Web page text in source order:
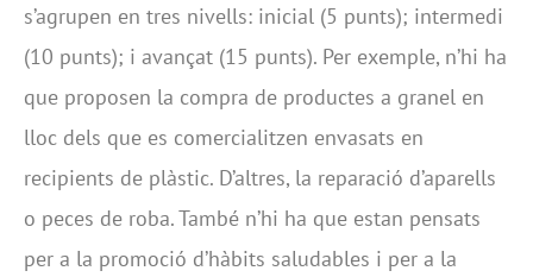
s’agrupen en tres nivells: inicial (5 punts); intermedi
(10 punts); i avançat (15 punts). Per exemple, n’hi ha
que proposen la compra de productes a granel en
lloc dels que es comercialitzen envasats en
recipients de plàstic. D’altres, la reparació d’aparells
o peces de roba. També n’hi ha que estan pensats
per a la promoció d’hàbits saludables i per a la